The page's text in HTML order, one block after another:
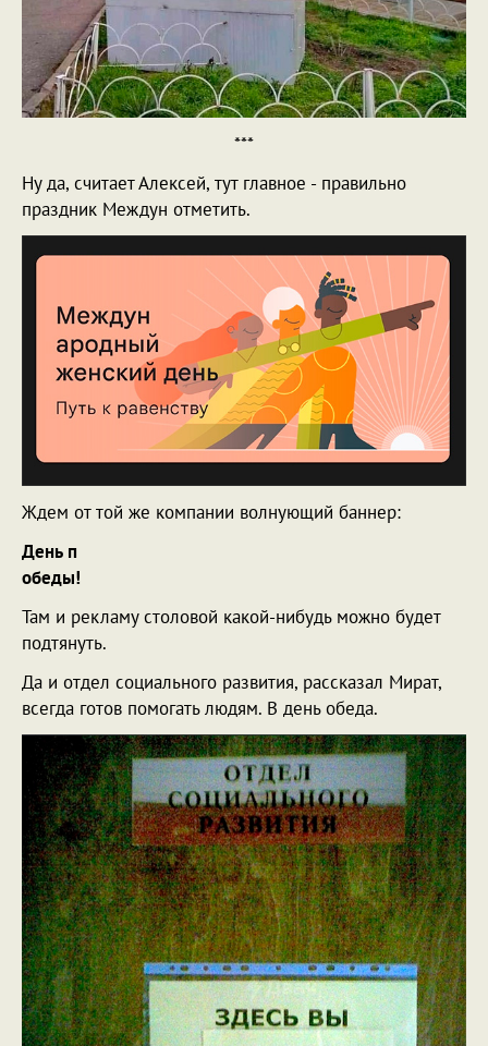
***
Ну да, считает Алексей, тут главное - правильно
праздник Междун отметить.
Ждем от той же компании волнующий баннер:
День п
обеды!
Там и рекламу столовой какой-нибудь можно будет
подтянуть.
Да и отдел социального развития, рассказал Мират,
всегда готов помогать людям. В день обеда.